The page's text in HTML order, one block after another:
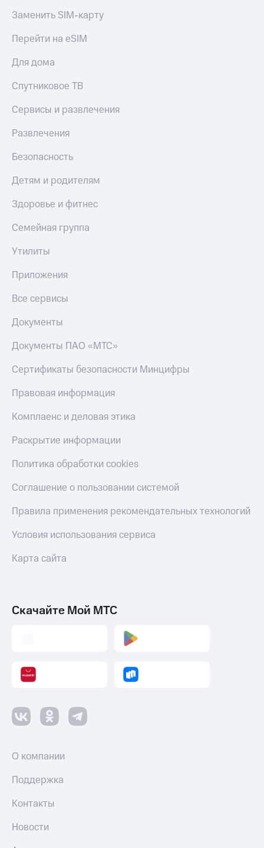
Заменить SIM-карту
Перейти на eSIM
Для дома
Спутниковое ТВ
Сервисы и развлечения
Развлечения
Безопасность
Детям и родителям
Здоровье и фитнес
Семейная группа
Утилиты
Приложения
Все сервисы
Документы
Документы ПАО «МТС»
Сертификаты безопасности Минцифры
Правовая информация
Комплаенс и деловая этика
Раскрытие информации
Политика обработки cookies
Соглашение о пользовании системой
Правила применения рекомендательных технологий
Условия использования сервиса
Карта сайта
Скачайте Мой МТС
О компании
Поддержка
Контакты
Новости